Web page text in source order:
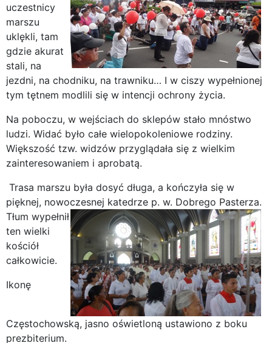
uczestnicy
marszu
uklękli, tam
gdzie akurat
stali, na
jezdni, na chodniku, na trawniku… I w ciszy wypełnionej
tym tętnem modlili się w intencji ochrony życia.
Na poboczu, w wejściach do sklepów stało mnóstwo
ludzi. Widać było całe wielopokoleniowe rodziny.
Większość tzw. widzów przyglądała się z wielkim
zainteresowaniem i aprobatą.
Trasa marszu była dosyć długa, a kończyła się w
pięknej, nowoczesnej katedrze p. w. Dobrego Pasterza.
Tłum wypełnił
ten wielki
kościół
całkowicie.
Ikonę
Częstochowską, jasno oświetloną ustawiono z boku
prezbiterium.